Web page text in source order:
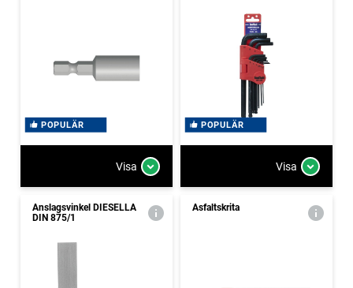
POPULÄR
Visa
POPULÄR
Visa
Anslagsvinkel DIESELLA
DIN 875/1
Asfaltskrita